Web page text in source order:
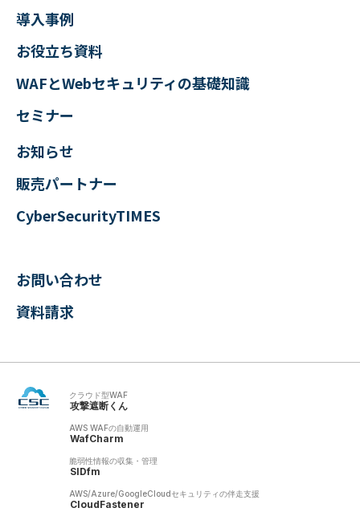
導入事例
お役立ち資料
WAFとWebセキュリティの基礎知識
セミナー
お知らせ
販売パートナー
CyberSecurityTIMES
お問い合わせ
資料請求
クラウド型WAF
攻撃遮断くん
AWS WAFの自動運用
WafCharm
脆弱性情報の収集・管理
SIDfm
AWS/Azure/GoogleCloudセキュリティの伴走支援
CloudFastener